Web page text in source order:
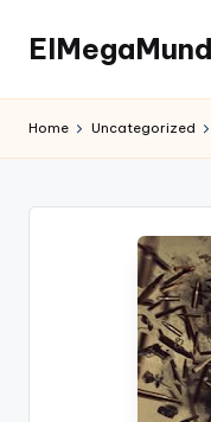
content
EN
Home Uncategorized